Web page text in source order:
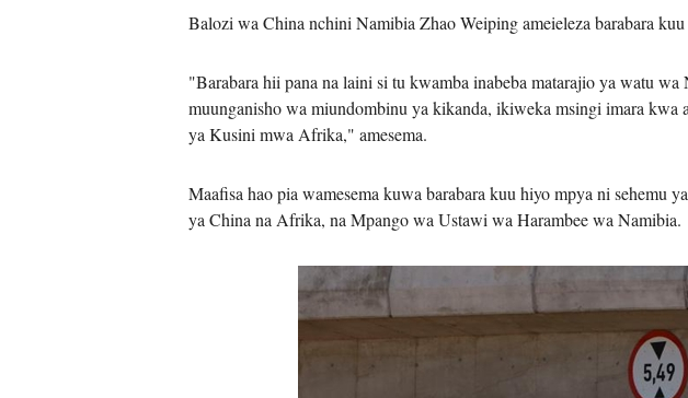
Balozi wa China nchini Namibia Zhao Weiping ameieleza barabara
"Barabara hii pana na laini si tu kwamba inabeba matarajio ya watu
muunganisho wa miundombinu ya kikanda, ikiweka msingi imara
ya Kusini mwa Afrika," amesema.
Maafisa hao pia wamesema kuwa barabara kuu hiyo mpya ni
ya China na Afrika, na Mpango wa Ustawi wa Harambee wa Namibia.